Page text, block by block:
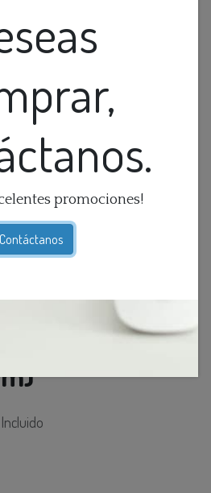
promociones!
Contáctanos
E27 Esfera